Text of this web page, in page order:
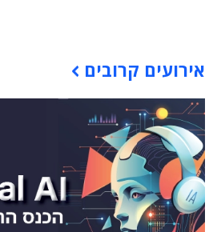
אירועים קרובים